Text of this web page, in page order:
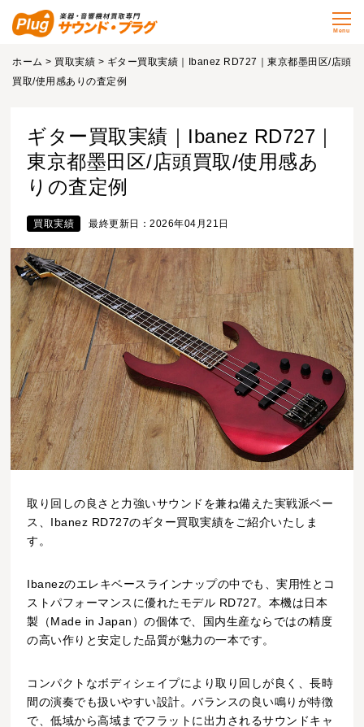
Menu
ホーム > 買取実績 > ギター買取実績｜Ibanez RD727｜東京都墨田区/店頭
買取/使用感ありの査定例
ギター買取実績｜Ibanez RD727｜
東京都墨田区/店頭買取/使用感あ
りの査定例
買取実績 最終更新日：2026年04月21日
取り回しの良さと力強いサウンドを兼ね備えた実戦派ベー
ス、Ibanez RD727のギター買取実績をご紹介いたしま
す。
Ibanezのエレキベースラインナップの中でも、実用性とコ
ストパフォーマンスに優れたモデル RD727。本機は日本
製（Made in Japan）の個体で、国内生産ならではの精度
の高い作りと安定した品質が魅力の一本です。
コンパクトなボディシェイプにより取り回しが良く、長時
間の演奏でも扱いやすい設計。バランスの良い鳴りが特徴
で、低域から高域までフラットに出力されるサウンドキャ